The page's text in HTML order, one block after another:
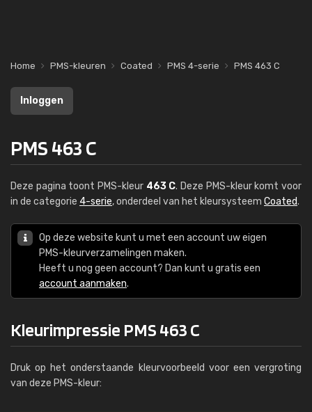
Home PMS-kleuren Coated PMS 4-serie PMS 463 C
Inloggen
PMS 463 C
Deze pagina toont PMS-kleur 463 C. Deze PMS-kleur komt voor
in de categorie 4-serie, onderdeel van het kleursysteem Coated.
Op deze website kunt u met een account uw eigen
PMS-kleurverzamelingen maken.
Heeft u nog geen account? Dan kunt u gratis een
account aanmaken.
Kleurimpressie PMS 463 C
Druk op het onderstaande kleurvoorbeeld voor een vergroting
van deze PMS-kleur: